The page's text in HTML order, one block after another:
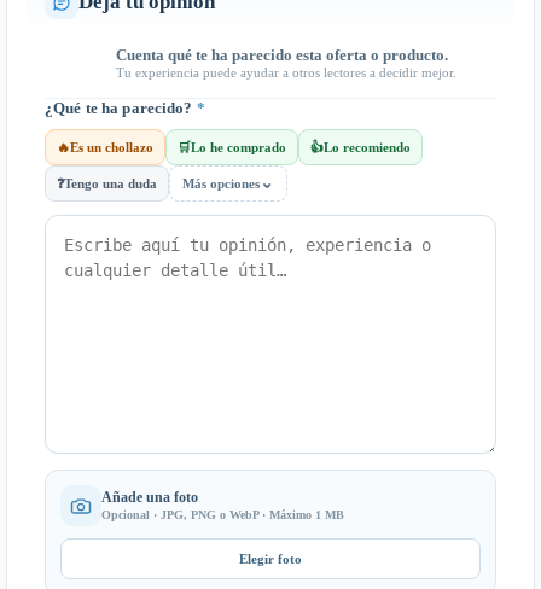
Cuenta qué te ha parecido esta oferta o producto.
Tu experiencia puede ayudar a otros lectores a decidir mejor.
¿Qué te ha parecido? *
🔥Es un chollazo 🛒Lo he comprado 👍Lo recomiendo
❓Tengo una duda Más opciones ⌄
Añade una foto
Opcional · JPG, PNG o WebP · Máximo 1 MB
Elegir foto